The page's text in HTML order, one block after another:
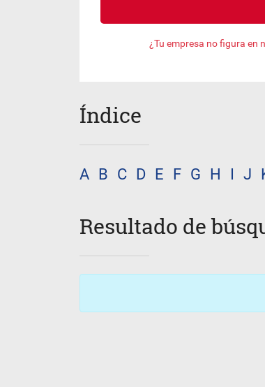
¿Tu empresa no figura en
Índice
A B C D E F G H I J
Resultado de